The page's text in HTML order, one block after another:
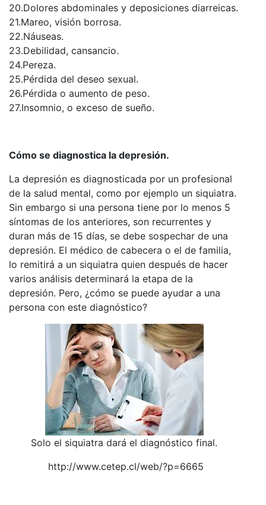
20.Dolores abdominales y deposiciones diarreicas.
21.Mareo, visión borrosa.
22.Náuseas.
23.Debilidad, cansancio.
24.Pereza.
25.Pérdida del deseo sexual.
26.Pérdida o aumento de peso.
27.Insomnio, o exceso de sueño.
Cómo se diagnostica la depresión.
La depresión es diagnosticada por un profesional
de la salud mental, como por ejemplo un siquiatra.
Sin embargo si una persona tiene por lo menos 5
síntomas de los anteriores, son recurrentes y
duran más de 15 días, se debe sospechar de una
depresión. El médico de cabecera o el de familia,
lo remitirá a un siquiatra quien después de hacer
varios análisis determinará la etapa de la
depresión. Pero, ¿cómo se puede ayudar a una
persona con este diagnóstico?
Solo el siquiatra dará el diagnóstico final.
http://www.cetep.cl/web/?p=6665